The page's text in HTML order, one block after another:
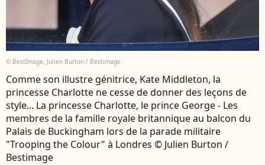
© BestImage, Julien Burton / Bestimage
Comme son illustre génitrice, Kate Middleton, la
princesse Charlotte ne cesse de donner des leçons de
style... La princesse Charlotte, le prince George - Les
membres de la famille royale britannique au balcon du
Palais de Buckingham lors de la parade militaire
"Trooping the Colour" à Londres © Julien Burton /
Bestimage